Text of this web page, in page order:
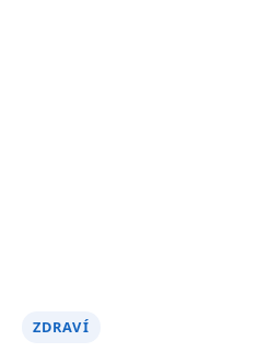
ZDRAVÍ